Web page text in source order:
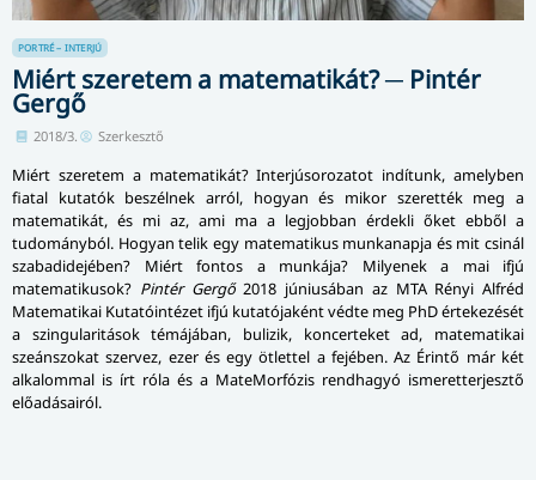
PORTRÉ – INTERJÚ
Miért szeretem a matematikát? ─ Pintér
Gergő
2018/3. Szerkesztő
Miért szeretem a matematikát? Interjúsorozatot indítunk, amelyben
fiatal kutatók beszélnek arról, hogyan és mikor szerették meg a
matematikát, és mi az, ami ma a legjobban érdekli őket ebből a
tudományból. Hogyan telik egy matematikus munkanapja és mit csinál
szabadidejében? Miért fontos a munkája? Milyenek a mai ifjú
matematikusok? Pintér Gergő2018 júniusában az MTA Rényi Alfréd
Matematikai Kutatóintézet ifjú kutatójaként védte meg PhD értekezését
a szingularitások témájában, bulizik, koncerteket ad, matematikai
szeánszokat szervez, ezer és egy ötlettel a fejében. Az Érintő már két
alkalommal is írt róla és a MateMorfózis rendhagyó ismeretterjesztő
előadásairól.